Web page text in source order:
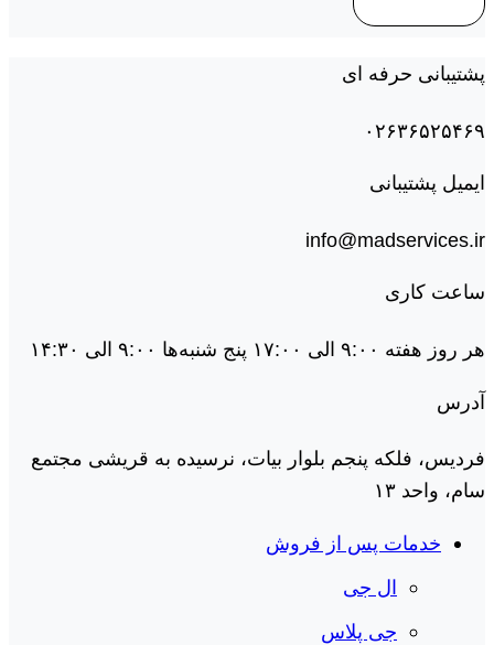
پشتیبانی حرفه ای
۰۲۶۳۶۵۲۵۴۶۹
ایمیل پشتیبانی
info@madservices.ir
ساعت کاری
هر روز هفته ۹:۰۰ الی ۱۷:۰۰ پنج شنبه‌ها ۹:۰۰ الی ۱۴:۳۰
آدرس
فردیس، فلکه پنجم بلوار بیات، نرسیده به قریشی مجتمع
سام، واحد ۱۳
خدمات پس از فروش
ال جی
جی پلاس